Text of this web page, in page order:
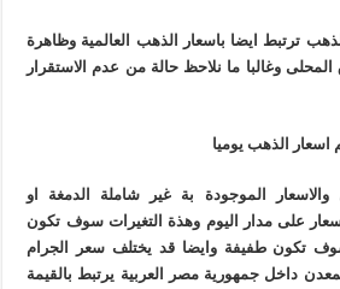
ترتبط ايضا باسعار الذهب العالمية وظاهرة
وغالبا ما نلاحظ حالة من عدم الاستقرار
اسعار الذهب يوميا
والاسعار الموجودة بة غير شاملة الدمغة او
على مدار اليوم وهذة التغيرات سوف تكون
تكون طفيفة وايضا قد يختلف سعر الجرام
داخل جمهورية مصر العربية يرتبط بالقيمة